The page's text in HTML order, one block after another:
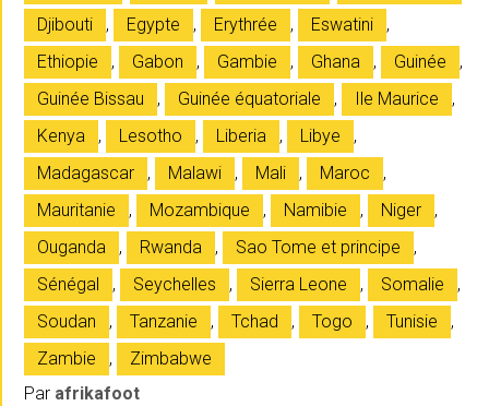
Djibouti
, Egypte , Erythrée , Eswatini
,
Ethiopie
, Gabon , Gambie , Ghana , Guinée
,
Guinée Bissau
, Guinée équatoriale , Ile Maurice
,
Kenya
, Lesotho , Liberia , Libye
,
Madagascar
, Malawi , Mali , Maroc
,
Mauritanie
, Mozambique , Namibie , Niger
,
Ouganda
, Rwanda , Sao Tome et principe
,
Sénégal
, Seychelles , Sierra Leone , Somalie
,
Soudan
, Tanzanie , Tchad , Togo , Tunisie
,
Zambie
,
Zimbabwe
Par afrikafoot